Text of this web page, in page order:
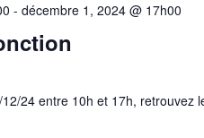
- décembre 1, 2024 @ 17h00
24 entre 10h et 17h, retrouvez